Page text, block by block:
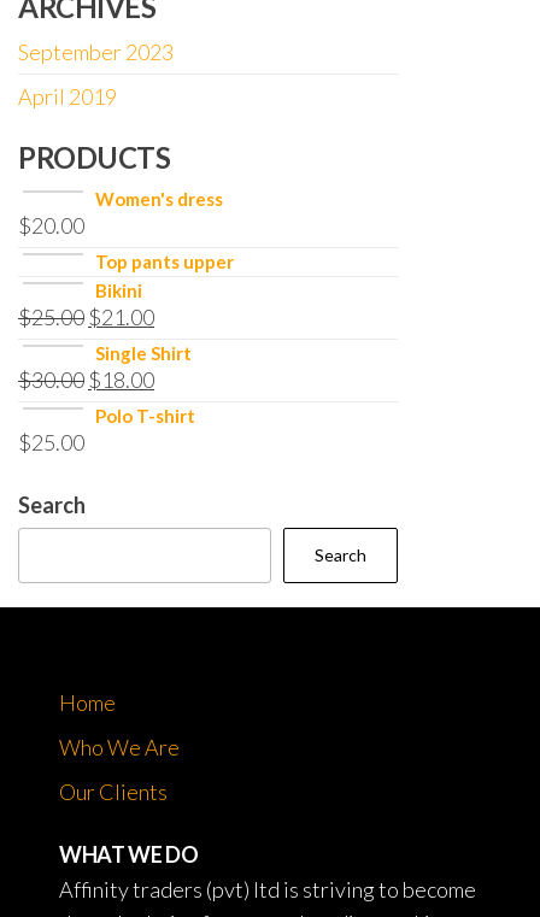
September 2023
April 2019
PRODUCTS
Women's dress
$20.00
Top pants upper
Bikini
$25.00$21.00
Single Shirt
$30.00$18.00
Polo T-shirt
$25.00
Search
Search
Home
Who We Are
Our Clients
WHAT WE DO
Affinity traders (pvt) ltd is striving to become